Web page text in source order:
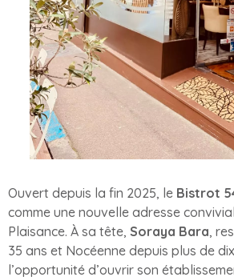
Ouvert depuis la fin 2025, le Bistrot
comme une nouvelle adresse
Plaisance. À sa tête, Soraya Bara,
35 ans et Nocéenne depuis plus de
l’opportunité d’ouvrir son